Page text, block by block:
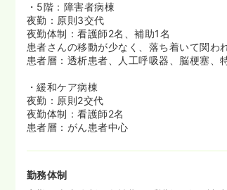
・5階：障害者病棟
夜勤：原則3交代
夜勤体制：看護師2名、補助1名
患者さんの移動が少なく、落ち着いて関わ
患者層：透析患者、人工呼吸器、脳梗塞、
・緩和ケア病棟
夜勤：原則2交代
夜勤体制：看護師2名
患者層：がん患者中心
勤務体制